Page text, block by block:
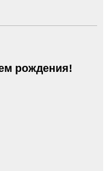
рождения!